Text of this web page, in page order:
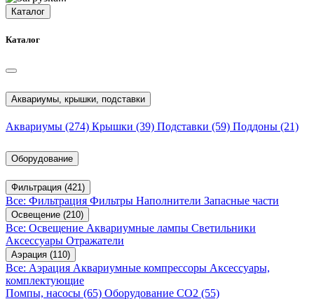
Каталог
Каталог
Аквариумы, крышки, подставки
Аквариумы (274) Крышки (39) Подставки (59) Поддоны (21)
Оборудование
Фильтрация (421)
Все: Фильтрация Фильтры Наполнители Запасные части
Освещение (210)
Все: Освещение Аквариумные лампы Светильники
Аксессуары Отражатели
Аэрация (110)
Все: Аэрация Аквариумные компрессоры Аксессуары,
комплектующие
Помпы, насосы (65) Оборудование CO2 (55)